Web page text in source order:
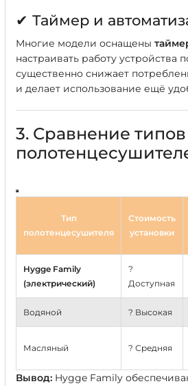
✔ Таймер и
Многие модели оснащены
настраивать работу устройства
существенно снижает
и делает использование ещё
3. Сравнение типов
Тип
полотенцесушителя
Стоимость
установки
Hygge Family
(электрический)
?
Доступная
Водяной ? Высокая
Масляный ? Средняя
Вывод: Hygge Family